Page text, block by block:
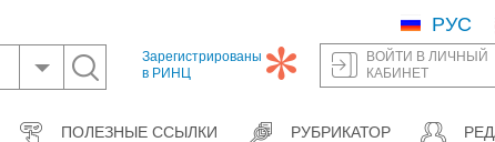
Зарегистрированы
в РИНЦ
РУС
ВОЙТИ В ЛИЧНЫЙ
КАБИНЕТ
ПОЛЕЗНЫЕ ССЫЛКИ РУБРИКАТОР